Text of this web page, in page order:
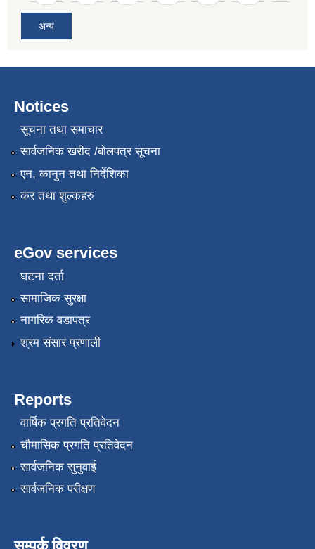
अन्य
Notices
सूचना तथा समाचार
सार्वजनिक खरीद /बोलपत्र सूचना
एन, कानुन तथा निर्देशिका
कर तथा शुल्कहरु
eGov services
घटना दर्ता
सामाजिक सुरक्षा
नागरिक वडापत्र
श्रम संसार प्रणाली
Reports
वार्षिक प्रगति प्रतिवेदन
चौमासिक प्रगति प्रतिवेदन
सार्वजनिक सुनुवाई
सार्वजनिक परीक्षण